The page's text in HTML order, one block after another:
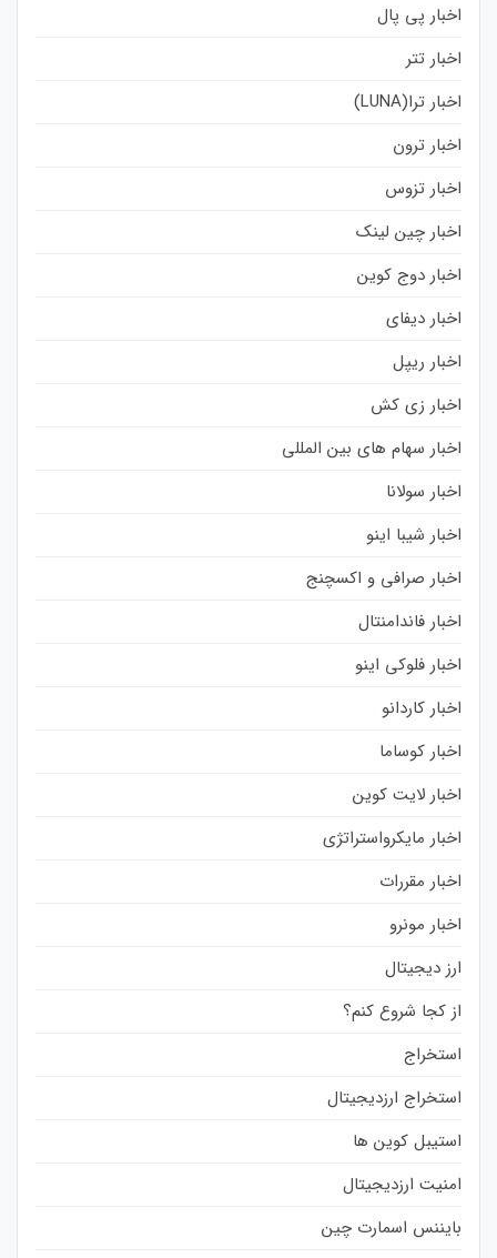
اخبار پی پال
اخبار تتر
اخبار ترا(LUNA)
اخبار ترون
اخبار تزوس
اخبار چین لینک
اخبار دوج کوین
اخبار دیفای
اخبار ریپل
اخبار زی کش
اخبار سهام های بین المللی
اخبار سولانا
اخبار شیبا اینو
اخبار صرافی و اکسچنج
اخبار فاندامنتال
اخبار فلوکی اینو
اخبار کاردانو
اخبار کوساما
اخبار لایت کوین
اخبار مایکرواستراتژی
اخبار مقررات
اخبار مونرو
ارز دیجیتال
از کجا شروع کنم؟
استخراج
استخراج ارزدیجیتال
استیبل کوین ها
امنیت ارزدیجیتال
بایننس اسمارت چین